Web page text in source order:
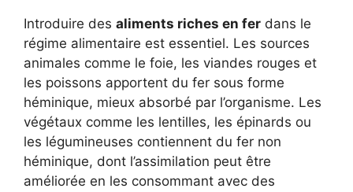
Introduire des aliments riches en fer dans le
régime alimentaire est essentiel. Les sources
animales comme le foie, les viandes rouges et
les poissons apportent du fer sous forme
héminique, mieux absorbé par l’organisme. Les
végétaux comme les lentilles, les épinards ou
les légumineuses contiennent du fer non
héminique, dont l’assimilation peut être
améliorée en les consommant avec des